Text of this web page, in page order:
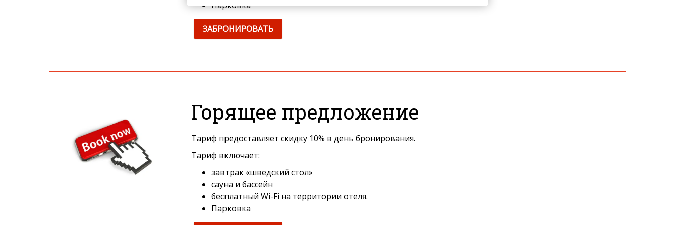
Парковка
ЗАБРОНИРОВАТЬ
Горящее предложение
Тариф предоставляет скидку 10% в день бронирования.
Тариф включает:
завтрак «шведский стол»
сауна и бассейн
бесплатный Wi-Fi на территории отеля.
Парковка